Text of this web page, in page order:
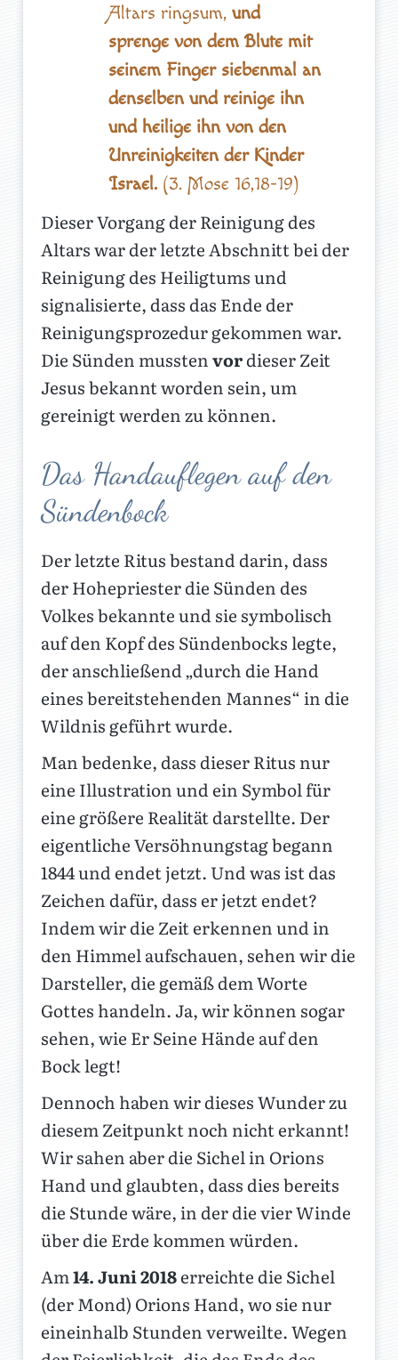
Altars ringsum,und
sprenge von dem Blute mit
seinem Finger siebenmal an
denselben und reinige ihn
und heilige ihn von den
Unreinigkeiten der Kinder
Israel.(3. Mose 16,18-19)
Dieser Vorgang der Reinigung des
Altars war der letzte Abschnitt bei der
Reinigung des Heiligtums und
signalisierte, dass das Ende der
Reinigungsprozedur gekommen war.
Die Sünden musstenvordieser Zeit
Jesus bekannt worden sein, um
gereinigt werden zu können.
Das Handauflegen auf den
Sündenbock
Der letzte Ritus bestand darin, dass
der Hohepriester die Sünden des
Volkes bekannte und sie symbolisch
auf den Kopf des Sündenbocks legte,
der anschließend „durch die Hand
eines bereitstehenden Mannes“ in die
Wildnis geführt wurde.
Man bedenke, dass dieser Ritus nur
eine Illustration und ein Symbol für
eine größere Realität darstellte. Der
eigentliche Versöhnungstag begann
1844 und endet jetzt. Und was ist das
Zeichen dafür, dass er jetzt endet?
Indem wir die Zeit erkennen und in
den Himmel aufschauen, sehen wir die
Darsteller, die gemäß dem Worte
Gottes handeln. Ja, wir können sogar
sehen, wie Er Seine Hände auf den
Bock legt!
Dennoch haben wir dieses Wunder zu
diesem Zeitpunkt noch nicht erkannt!
Wir sahen aber die Sichel in Orions
Hand und glaubten, dass dies bereits
die Stunde wäre, in der die vier Winde
über die Erde kommen würden.
Am14. Juni 2018erreichte die Sichel
(der Mond) Orions Hand, wo sie nur
eineinhalb Stunden verweilte. Wegen